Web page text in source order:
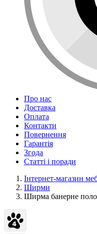
Про нас
Доставка
Оплата
Контакти
Повернення
Гарантія
Згода
Статті і поради
Інтернет-магазин
Ширми
Ширма банерне